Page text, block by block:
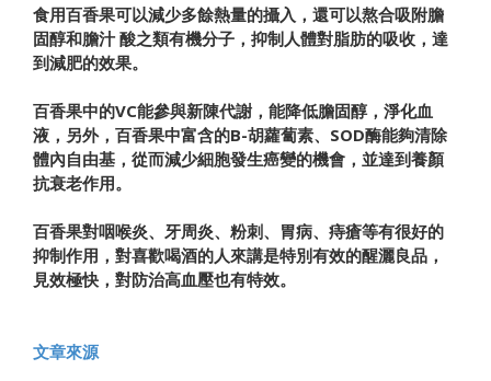
食用百香果可以減少多餘熱量的攝入，還可以熬合吸附膽
固醇和膽汁 酸之類有機分子，抑制人體對脂肪的吸收，達
到減肥的效果。
百香果中的VC能參與新陳代謝，能降低膽固醇，淨化血
液，另外，百香果中富含的B-胡蘿蔔素、SOD酶能夠清除
體內自由基，從而減少細胞發生癌變的機會，並達到養顏
抗衰老作用。
百香果對咽喉炎、牙周炎、粉刺、胃病、痔瘡等有很好的
抑制作用，對喜歡喝酒的人來講是特別有效的醒灑良品，
見效極快，對防治高血壓也有特效。
文章來源